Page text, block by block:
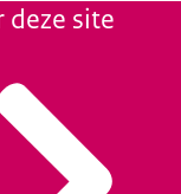
deze site